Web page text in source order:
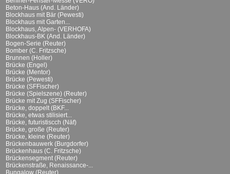
Beton-Haus (And. Länder)
Blockhaus mit Bär (Pewesti)
Blockhaus mit Garten...
Blockhaus, Alpen- (VERHOFA)
Blockhaus-BK (And. Länder)
Bogen-Serie (Reuter)
Bomber (C. Fritzsche)
Brunnen (Holler)
Brücke (Engel)
Brücke (Mentor)
Brücke (Pewesti)
Brücke (SFFischer)
Brücke (Spielszene) (Reuter)
Brücke mit Zug (SFFischer)
Brücke, doppelt (BKF...
Brücke, etwas stilisiert...
Brücke, futuristiscch (Näf)
Brücke, große (Reuter)
Brücke, kleine (Reuter)
Brückenbauwerk (Burgdorfer)
Brückenhaus (C. Fritzsche)
Brückensegment (Reuter)
Brückenstraße, Renaissance-...
Bungalow (Reuter)